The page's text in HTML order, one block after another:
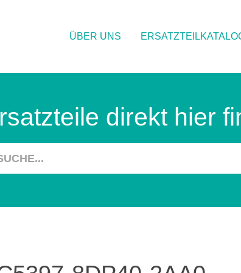
ÜBER UNS
direkt hier